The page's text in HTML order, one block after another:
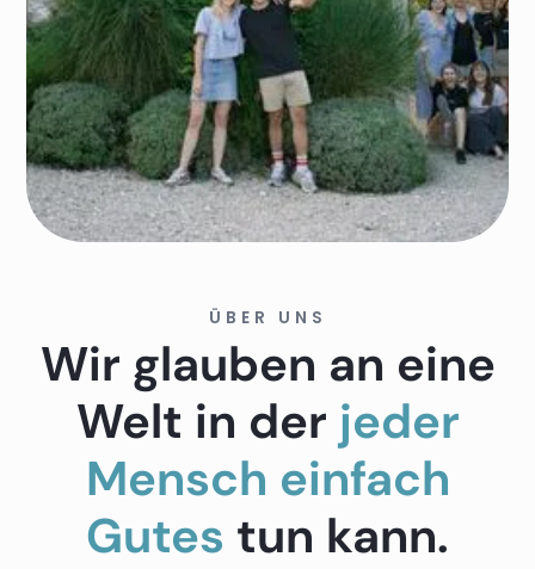
ÜBER UNS
Wir glauben an eine
Welt in der jeder
Mensch einfach
Gutes tun kann.